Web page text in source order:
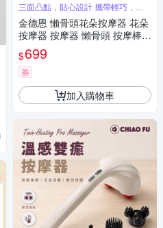
三面凸點，貼心設計 攜帶輕巧，安
全方便
金德恩 懶骨頭花朵按摩器 花朵
按摩器 按摩器 懶骨頭 按摩棒
按摩槍 按摩器材 腳部按摩 手部
按摩
$699
券
加入購物車